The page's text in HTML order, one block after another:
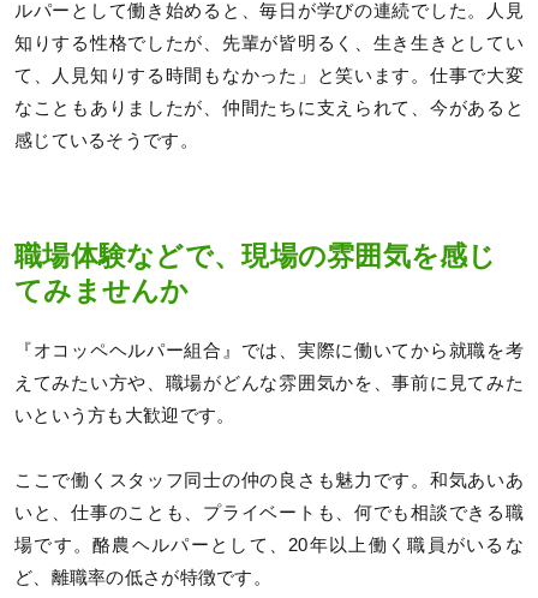
ルパーとして働き始めると、毎日が学びの連続でした。人見
知りする性格でしたが、先輩が皆明るく、生き生きとしてい
て、人見知りする時間もなかった」と笑います。仕事で大変
なこともありましたが、仲間たちに支えられて、今があると
感じているそうです。
職場体験などで、現場の雰囲気を感じ
てみませんか
『オコッペヘルパー組合』では、実際に働いてから就職を考
えてみたい方や、職場がどんな雰囲気かを、事前に見てみた
いという方も大歓迎です。
ここで働くスタッフ同士の仲の良さも魅力です。和気あいあ
いと、仕事のことも、プライベートも、何でも相談できる職
場です。酪農ヘルパーとして、20年以上働く職員がいるな
ど、離職率の低さが特徴です。